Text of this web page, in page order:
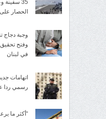
35
الحصار
وجبة دجاج
وفتح
في لبنان
اتهامات
رسمي ردا
“أكثر ما